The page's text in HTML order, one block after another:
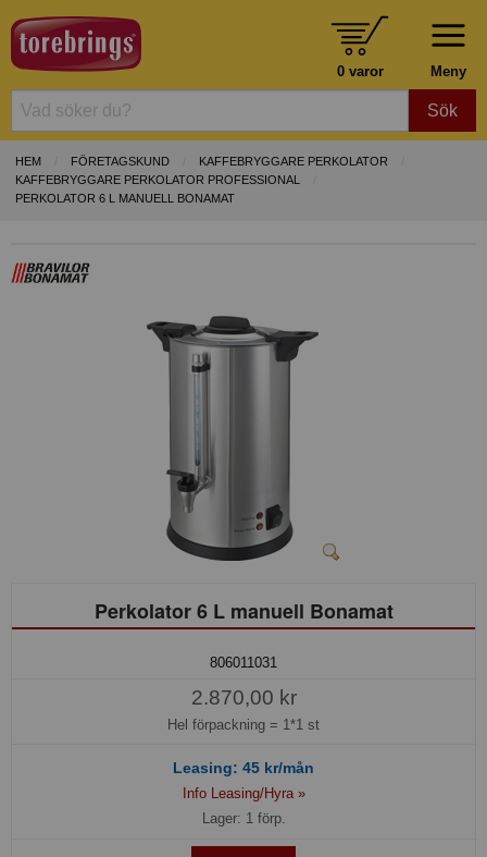
Meny
0 varor
Sök
HEM FÖRETAGSKUND
KAFFEBRYGGARE PERKOLATOR
KAFFEBRYGGARE PERKOLATOR PROFESSIONAL
PERKOLATOR 6 L MANUELL BONAMAT
Perkolator 6 L manuell Bonamat
806011031
2.870,00 kr
Hel förpackning = 1*1 st
Leasing: 45 kr/mån
Info Leasing/Hyra »
Lager: 1 förp.